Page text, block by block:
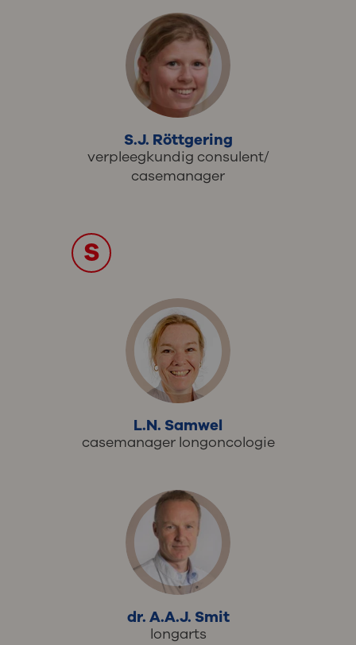
S.J. Röttgering
verpleegkundig consulent/
casemanager
S
L.N. Samwel
casemanager longoncologie
dr. A.A.J. Smit
longarts